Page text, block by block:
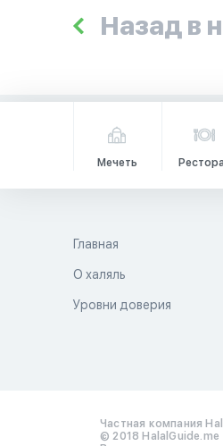
Назад в
Мечеть
Главная
О халяль
Уровни доверия
Частная компания
© 2018 HalalGuide.me